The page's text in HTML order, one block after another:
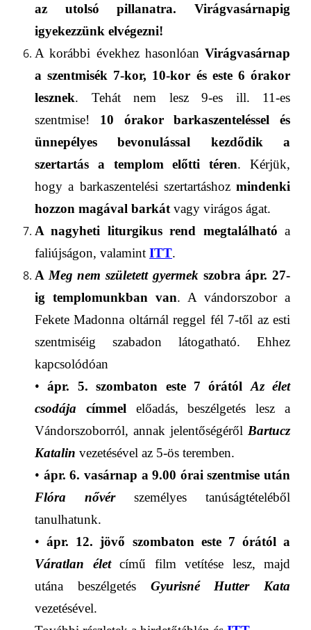
az utolsó pillanatra. Virágvasárnapig
igyekezzünk elvégezni!
Akorábbi évekhez hasonlóan Virágvasárnap
a szentmisék 7-kor, 10-kor és este 6 órakor
lesznek. Tehát nem lesz 9-es ill. 11-es
szentmise! 10 órakor barkaszenteléssel és
ünnepélyes bevonulással kezdődik a
szertartás a templom előttitéren.Kérjük,
hogy a barkaszentelési szertartáshoz mindenki
hozzon magával barkát vagy virágos ágat.
A nagyheti liturgikus rend megtalálható a
faliújságon, valamint ITT.
A Meg nem született gyermek szobra ápr. 27-
ig templomunkban van. A vándorszobor a
Fekete Madonna oltárnálreggel fél 7-től az esti
szentmiséig szabadon látogatható. Ehhez
kapcsolódóan
• ápr. 5. szombaton este 7 órától Az élet
csodája
címmel előadás, beszélgetéslesza
Vándorszoborról, annak jelentőségéről Bartucz
Katalin vezetésével az 5-ös teremben.
• ápr. 6. vasárnap a9.00 órai szentmise után
Flóra nővér
személyes tanúságtételéből
tanulhatunk.
• ápr. 12.jövő szombaton este 7 órától a
Váratlan élet című film vetítése lesz, majd
utána beszélgetés Gyurisné Hutter Kata
vezetésével.